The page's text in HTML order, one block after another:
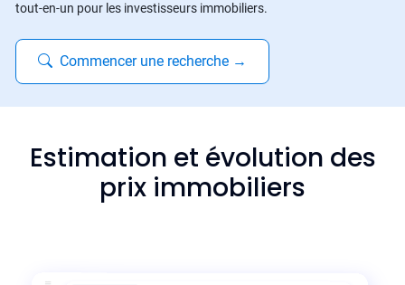
tout-en-un pour les investisseurs immobiliers.
Commencer une recherche →
Estimation et évolution des
prix immobiliers